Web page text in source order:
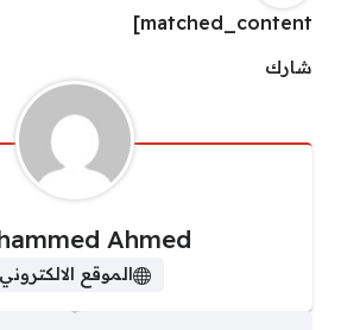
matched_content]
شارك
Ahmed
الموقع الالكتروني